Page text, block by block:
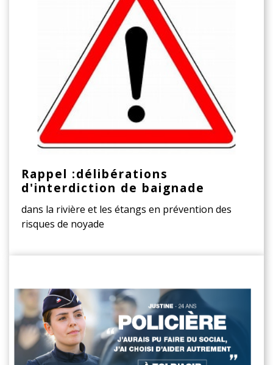
Rappel :délibérations
d'interdiction de baignade
dans la rivière et les étangs en prévention des
risques de noyade